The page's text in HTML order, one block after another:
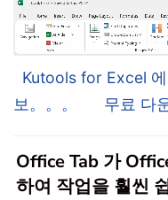
Kutools for Excel
보。。。
무료 다
Office Tab 가
하여 작업을 훨씬